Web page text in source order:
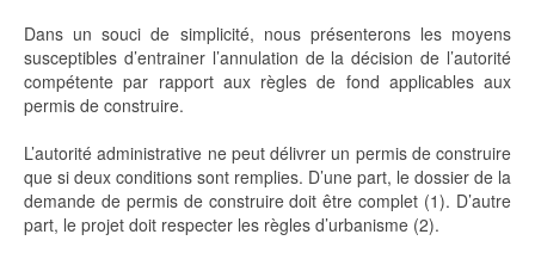
Dans un souci de simplicité, nous présenterons les moyens
susceptibles d’entrainer l’annulation de la décision de l’autorité
compétente par rapport aux règles de fond applicables aux
permis de construire.
L’autorité administrative ne peut délivrer un permis de construire
que si deux conditions sont remplies. D’une part, le dossier de la
demande de permis de construire doit être complet (1). D’autre
part, le projet doit respecter les règles d’urbanisme (2).